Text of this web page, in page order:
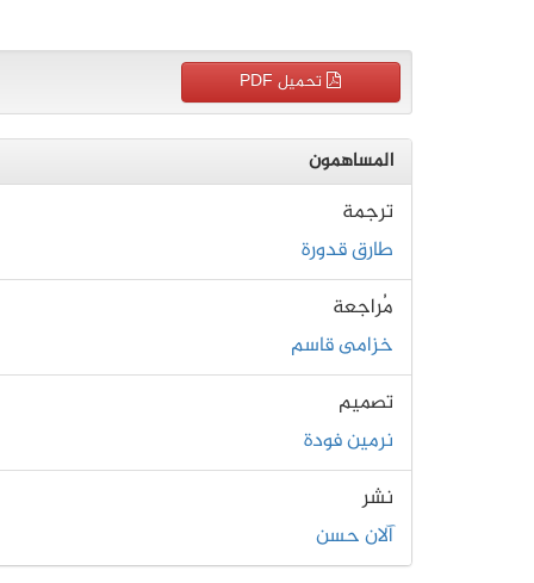
تحميل PDF
المساهمون
ترجمة
طارق قدورة
مُراجعة
خزامى قاسم
تصميم
نرمين فودة
نشر
آلان حسن